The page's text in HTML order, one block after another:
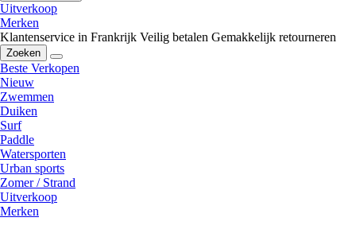
Uitverkoop
Merken
Klantenservice in Frankrijk Veilig betalen Gemakkelijk retourneren
Zoeken
Beste Verkopen
Nieuw
Zwemmen
Duiken
Surf
Paddle
Watersporten
Urban sports
Zomer / Strand
Uitverkoop
Merken